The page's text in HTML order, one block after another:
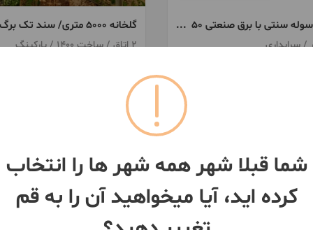
فروش سوله سنتی با برق صنعتی ۵۰
گلخانه ۵۰۰۰ متری/ سند تک برگ
2 اتاق / ساخت 1400 / پارکینگ
مبلغ
شما قبلا شهر همه شهر ها را انتخاب
کرده اید، آیا میخواهید آن را به قم